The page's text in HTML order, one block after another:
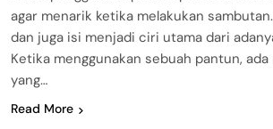
agar menarik ketika melakukan
dan juga isi menjadi ciri utama dari
Ketika menggunakan sebuah pantun,
yang…
Read More